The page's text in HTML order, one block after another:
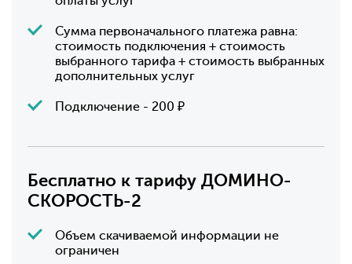
Сумма первоначального платежа равна:
стоимость подключения + стоимость
выбранного тарифа + стоимость выбранных
дополнительных услуг
Подключение - 200 ₽
Бесплатно к тарифу ДОМИНО-
СКОРОСТЬ-2
Объем скачиваемой информации не
ограничен